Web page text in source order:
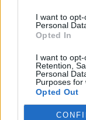
I want to
Personal
Opted In
I want to opt-
Retention,
Personal
Purposes for
Opted Out